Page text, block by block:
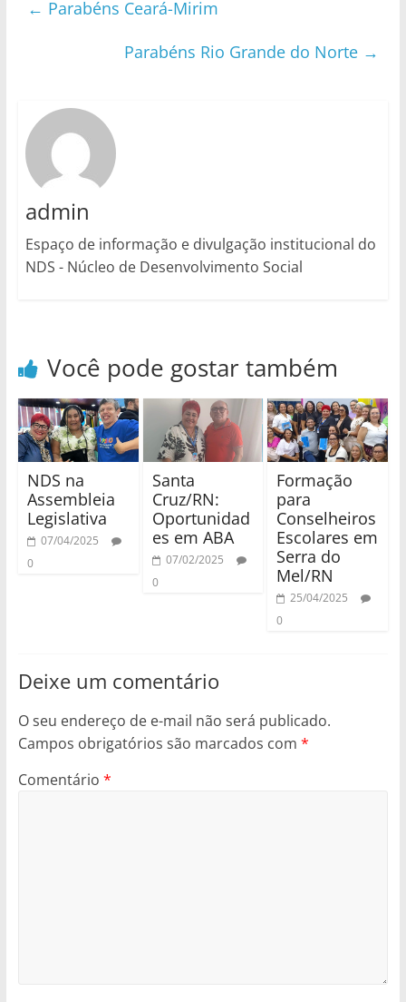
← Parabéns Ceará-Mirim
Parabéns Rio Grande do Norte →
admin
Espaço de informação e divulgação institucional do
NDS - Núcleo de Desenvolvimento Social
Você pode gostar também
NDS na
Assembleia
Legislativa
07/04/2025
0
Santa
Cruz/RN:
Oportunidad
es em ABA
07/02/2025
0
Formação
para
Conselheiros
Escolares em
Serra do
Mel/RN
25/04/2025
0
Deixe um comentário
O seu endereço de e-mail não será publicado.
Campos obrigatórios são marcados com *
Comentário *